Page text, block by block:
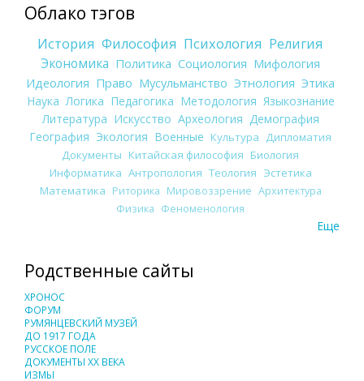
Облако тэгов
История Философия Психология Религия
Экономика Политика Социология Мифология
Идеология Право Мусульманство Этнология Этика
Наука Логика Педагогика Методология Языкознание
Литература Искусство Археология Демография
География Экология Военные Культура
Дипломатия
Документы Китайская философия Биология
Информатика Антропология Теология Эстетика
Математика Риторика Мировоззрение Архитектура
Физика Феноменология
Еще
Родственные сайты
ХРОНОС
ФОРУМ
РУМЯНЦЕВСКИЙ МУЗЕЙ
ДО 1917 ГОДА
РУССКОЕ ПОЛЕ
ДОКУМЕНТЫ XX ВЕКА
ИЗМЫ